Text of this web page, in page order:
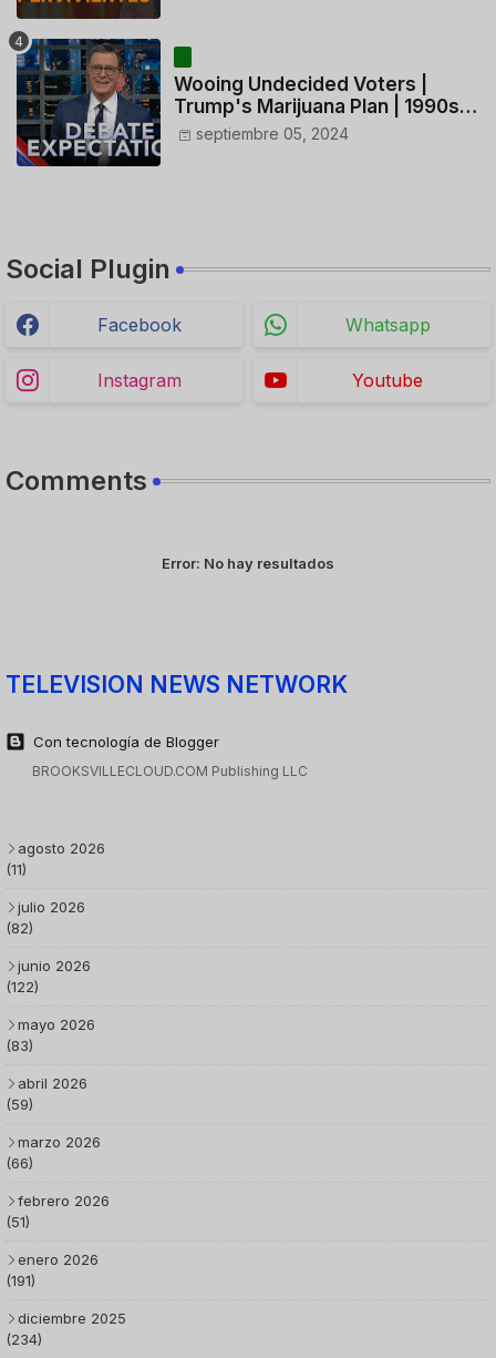
Wooing Undecided Voters |
Trump's Marijuana Plan | 1990s
Porn Expert Mark Robinson
septiembre 05, 2024
Social Plugin
Facebook Whatsapp
Instagram Youtube
Comments
Error: No hay resultados
TELEVISION NEWS NETWORK
Con tecnología de Blogger
BROOKSVILLECLOUD.COM Publishing LLC
agosto 2026
(11)
julio 2026
(82)
junio 2026
(122)
mayo 2026
(83)
abril 2026
(59)
marzo 2026
(66)
febrero 2026
(51)
enero 2026
(191)
diciembre 2025
(234)